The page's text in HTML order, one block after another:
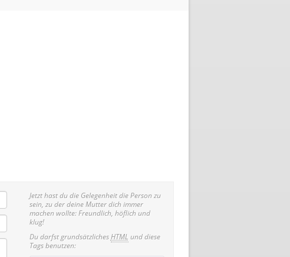
Jetzt hast du die Gelegenheit die Person zu
sein, zu der deine Mutter dich immer
machen wollte: Freundlich, höflich und
klug!
Du darfst grundsätzlichesHTML und diese
Tags benutzen: